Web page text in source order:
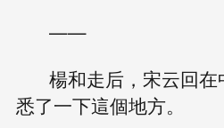
——
楊和走后，宋云回
悉了一下這個地方。